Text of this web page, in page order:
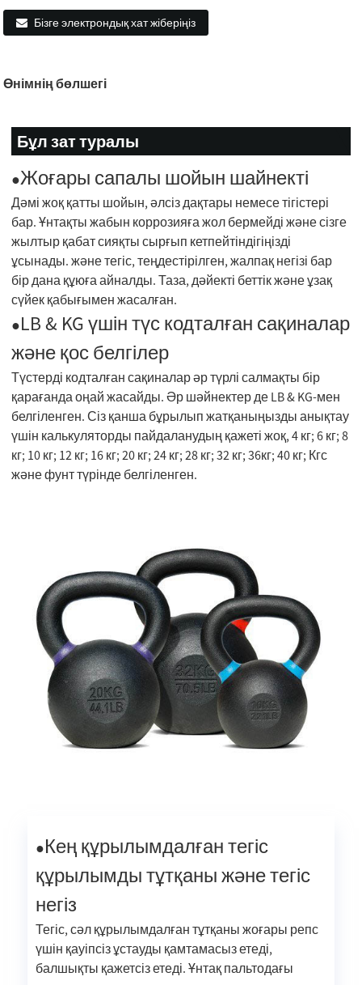
Бізге электрондық хат жіберіңіз
Өнімнің бөлшегі
Бұл зат туралы
●Жоғары сапалы шойын шайнекті
Дәмі жоқ қатты шойын, әлсіз дақтары немесе тігістері
бар. Ұнтақты жабын коррозияға жол бермейді және сізге
жылтыр қабат сияқты сырғып кетпейтіндігіңізді
ұсынады. және тегіс, теңдестірілген, жалпақ негізі бар
бір дана құюға айналды. Таза, дәйекті беттік және ұзақ
сүйек қабығымен жасалған.
●LB & KG үшін түс кодталған сақиналар
және қос белгілер
Түстерді кодталған сақиналар әр түрлі салмақты бір
қарағанда оңай жасайды. Әр шәйнектер де LB & KG-мен
белгіленген. Сіз қанша бұрылып жатқаныңызды анықтау
үшін калькуляторды пайдаланудың қажеті жоқ, 4 кг; 6 кг; 8
кг; 10 кг; 12 кг; 16 кг; 20 кг; 24 кг; 28 кг; 32 кг; 36кг; 40 кг; Кгс
және фунт түрінде белгіленген.
●Кең құрылымдалған тегіс
құрылымды тұтқаны және тегіс
негіз
Тегіс, сәл құрылымдалған тұтқаны жоғары репс
үшін қауіпсіз ұстауды қамтамасыз етеді,
балшықты қажетсіз етеді. Ұнтақ пальтодағы